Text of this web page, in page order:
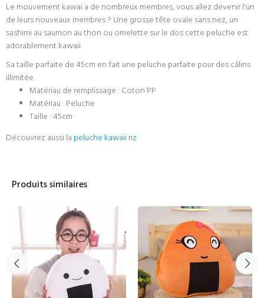
Le mouvement kawai a de nombreux membres, vous allez devenir l'un
de leurs nouveaux membres ? Une grosse tête ovale sans nez, un
sashimi au saumon au thon ou omelette sur le dos cette peluche est
adorablement kawaii.
Sa taille parfaite de 45cm en fait une peluche parfaite pour des câlins
illimitée.
Matériau de remplissage : Coton PP
Matériau : Peluche
Taille : 45cm
Découvrez aussi la peluche kawaii riz
Produits similaires